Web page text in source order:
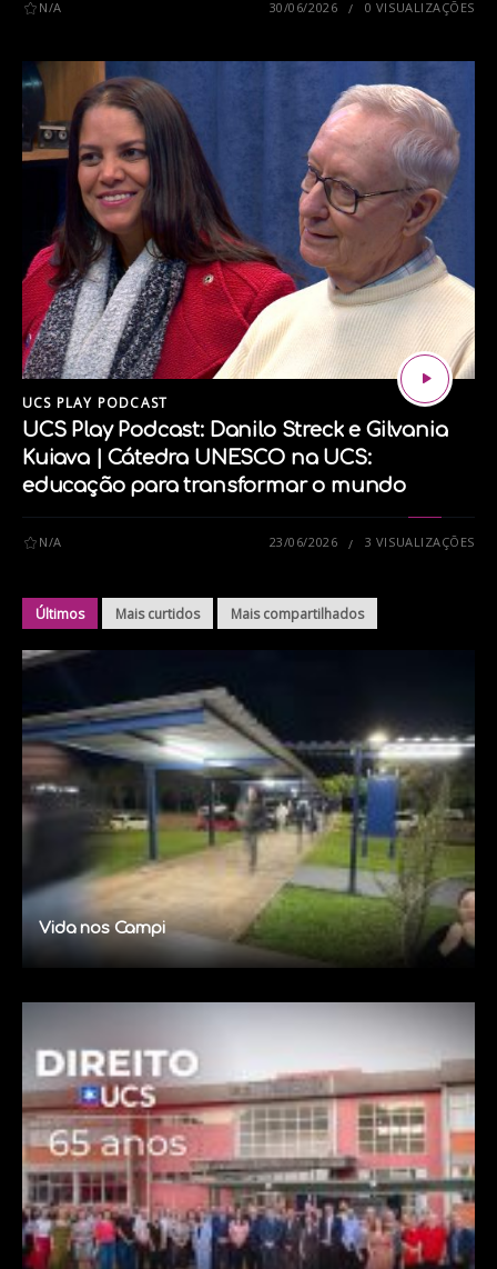
N/A 30/06/2026 0 VISUALIZAÇÕES
UCS PLAY PODCAST
UCS Play Podcast: Danilo Streck e Gilvania
Kuiava | Cátedra UNESCO na UCS:
educação para transformar o mundo
N/A 23/06/2026 3 VISUALIZAÇÕES
Últimos Mais curtidos Mais compartilhados
Vida nos Campi